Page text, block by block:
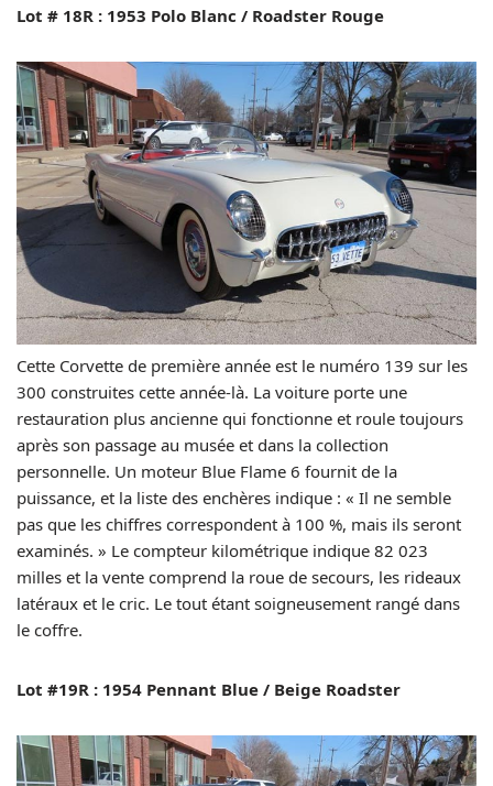
Lot # 18R : 1953 Polo Blanc / Roadster Rouge
Cette Corvette de première année est le numéro 139 sur les
300 construites cette année-là. La voiture porte une
restauration plus ancienne qui fonctionne et roule toujours
après son passage au musée et dans la collection
personnelle. Un moteur Blue Flame 6 fournit de la
puissance, et la liste des enchères indique : « Il ne semble
pas que les chiffres correspondent à 100 %, mais ils seront
examinés. » Le compteur kilométrique indique 82 023
milles et la vente comprend la roue de secours, les rideaux
latéraux et le cric. Le tout étant soigneusement rangé dans
le coffre.
Lot #19R : 1954 Pennant Blue / Beige Roadster